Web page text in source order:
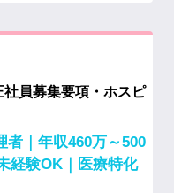
社員募集要項・ホスピ
者｜年収460万～500
経験OK｜医療特化